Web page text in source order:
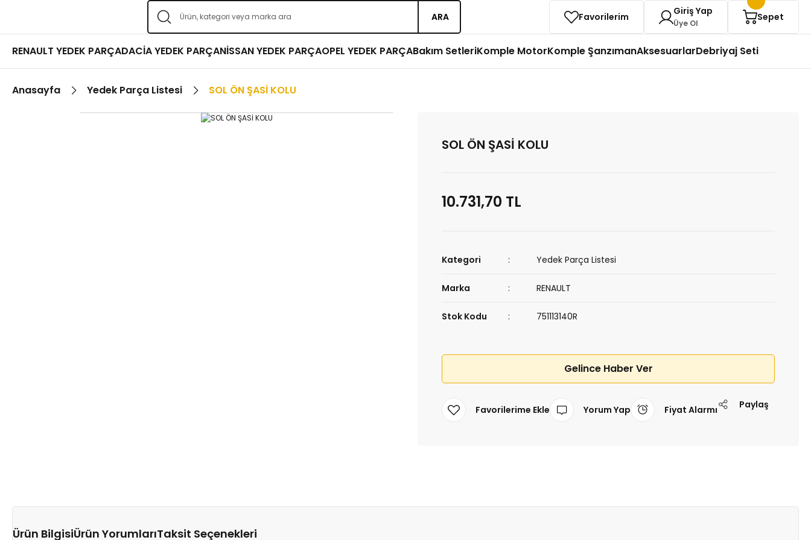
ARA Favorilerim Giriş Yap
Üye Ol
Sepet
RENAULT YEDEK PARÇADACİA YEDEK PARÇANİSSAN YEDEK PARÇAOPEL YEDEK PARÇABakım SetleriKomple MotorKomple ŞanzımanAksesuarlarDebriyaj Seti
Anasayfa Yedek Parça Listesi SOL ÖN ŞASİ KOLU
SOL ÖN ŞASİ KOLU
10.731,70 TL
Kategori Yedek Parça Listesi
Marka RENAULT
Stok Kodu 751113140R
Gelince Haber Ver
Yorum Yap Fiyat Alarmı Paylaş
Ürün BilgisiÜrün YorumlarıTaksit Seçenekleri